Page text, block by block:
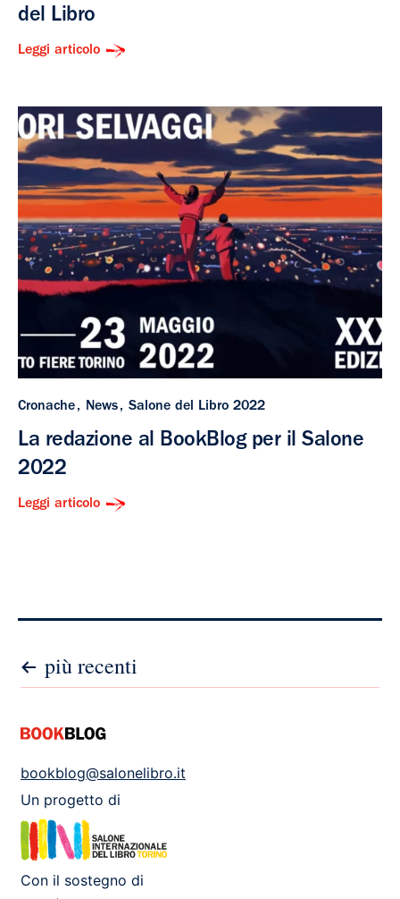
del Libro
Leggi articolo
Cronache News Salone del Libro 2022
La redazione al BookBlog per il Salone
2022
Leggi articolo
Paginazione
articoli
più recenti
bookblog@salonelibro.it
Un progetto di
Con il sostegno di